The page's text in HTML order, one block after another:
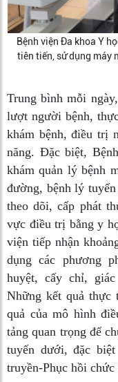
Bệnh viện Đa khoa Y
tiên tiến, sử dụng máy
Trung bình mỗi
lượt người bệnh,
khám bệnh, điều trị
năng. Đặc biệt,
khám quản lý bệnh
đường, bệnh lý
theo dõi, cấp phát
vực điều trị bằng y
viện tiếp nhận
dụng các phương
huyệt, cấy chỉ,
Những kết quả thực
quả của mô hình
tảng quan trọng để
tuyến dưới, đặc
truyền-Phục hồi